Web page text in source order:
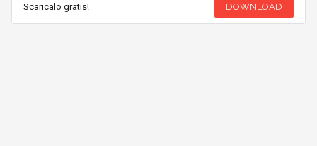
Scaricalo gratis! DOWNLOAD